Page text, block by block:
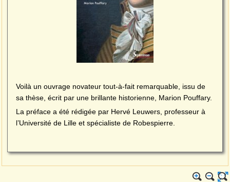
Voilà un ouvrage novateur tout-à-fait remarquable, issu de
sa thèse, écrit par une brillante historienne, Marion Pouffary.
La préface a été rédigée par Hervé Leuwers, professeur à
l’Université de Lille et spécialiste de Robespierre.